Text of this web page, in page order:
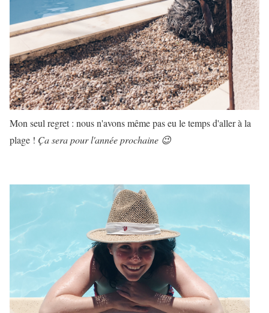
Mon seul regret : nous n'avons même pas eu le temps d'aller à la
plage ! Ça sera pour l'année prochaine 😉